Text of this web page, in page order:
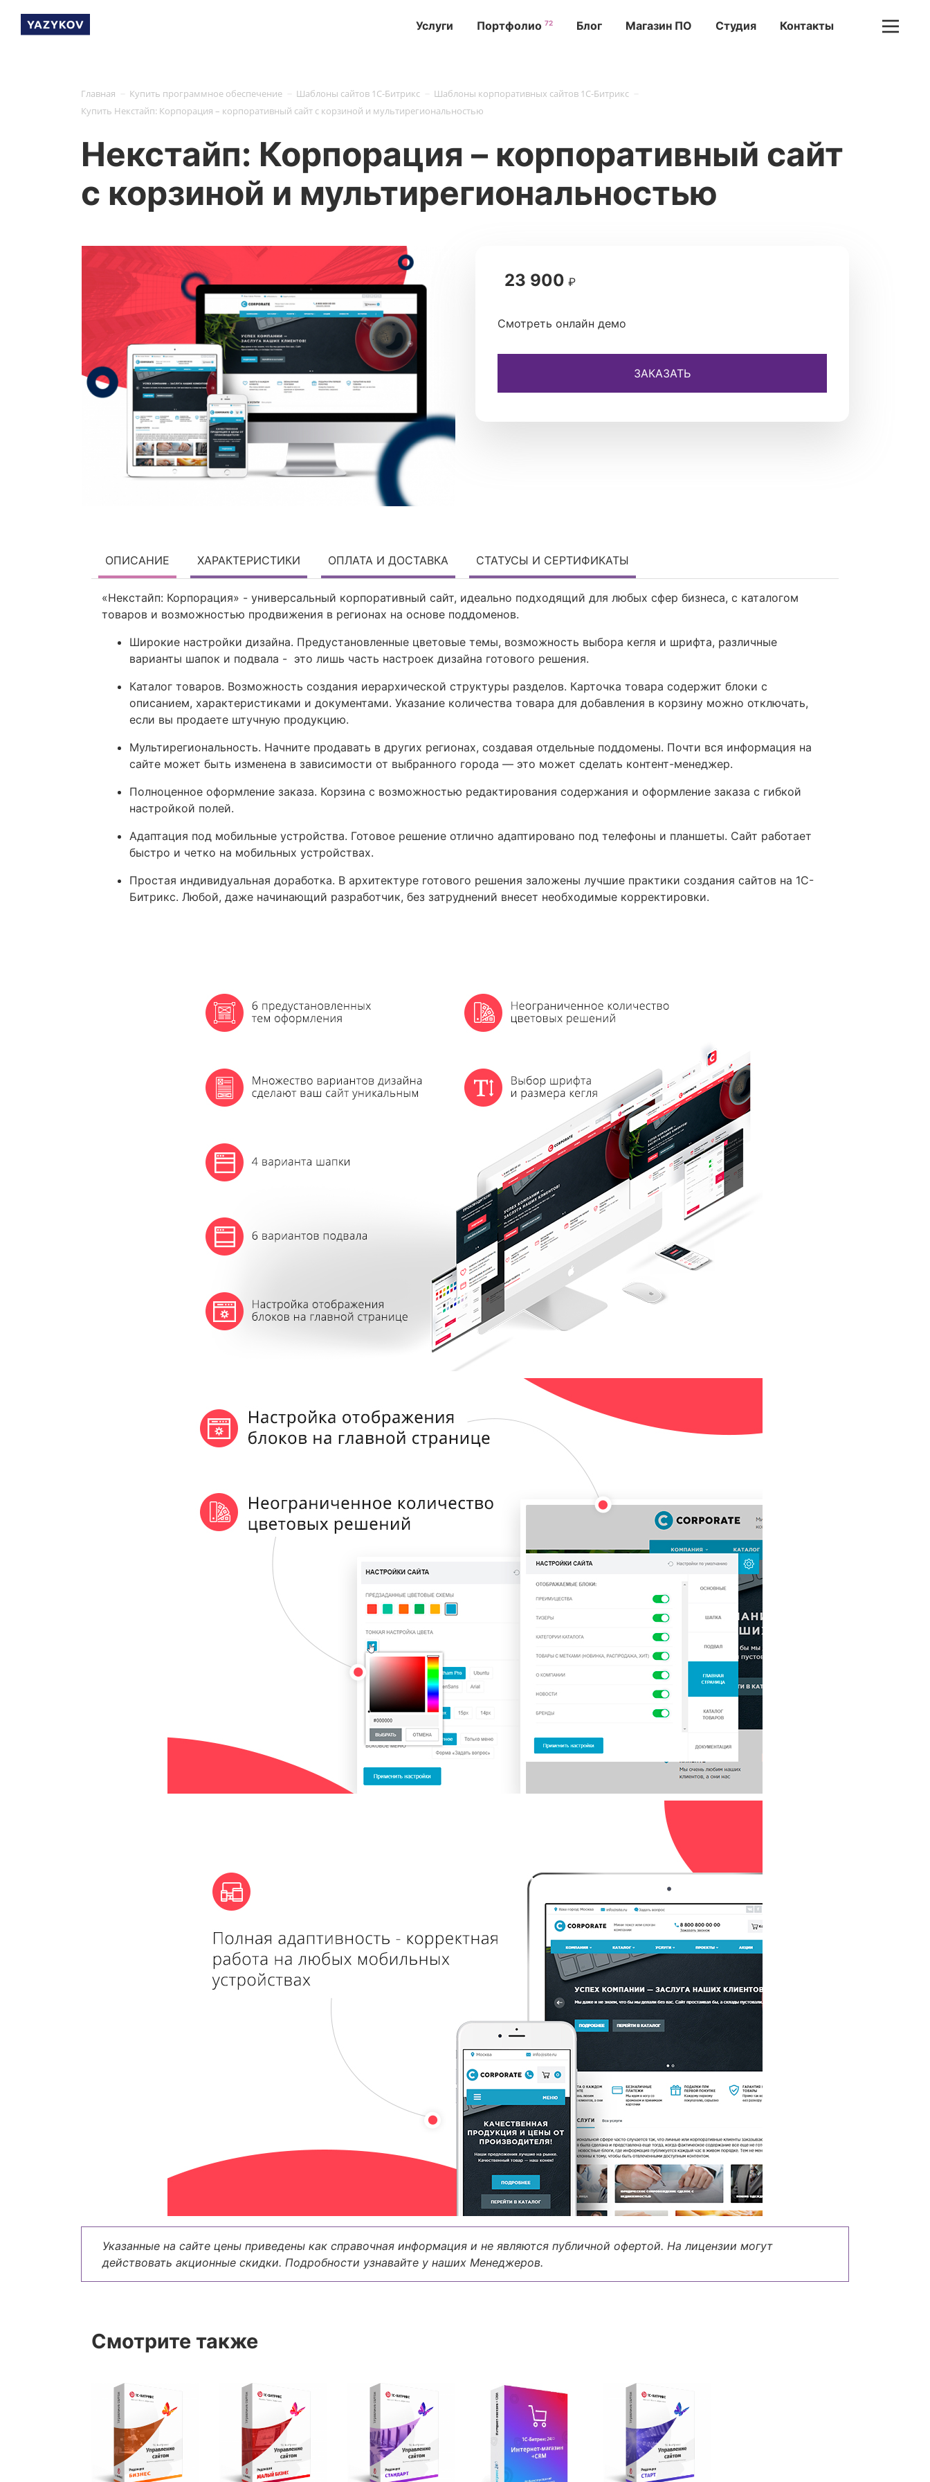
Услуги Портфолио 72 Блог Магазин ПО Студия Контакты
Главная Купить программное обеспечение Шаблоны сайтов 1С-Битрикс Шаблоны корпоративных сайтов 1С-Битрикс
Купить Некстайп: Корпорация – корпоративный сайт с корзиной и мультирегиональностью
Некстайп: Корпорация – корпоративный сайт
с корзиной и мультирегиональностью
23 900 ₽
Смотреть онлайн демо
ЗАКАЗАТЬ
ОПИСАНИЕ ХАРАКТЕРИСТИКИ ОПЛАТА И ДОСТАВКА СТАТУСЫ И СЕРТИФИКАТЫ
«Некстайп: Корпорация» - универсальный корпоративный сайт, идеально подходящий для любых сфер бизнеса, с каталогом
товаров и возможностью продвижения в регионах на основе поддоменов.
Широкие настройки дизайна. Предустановленные цветовые темы, возможность выбора кегля и шрифта, различные
варианты шапок и подвала - это лишь часть настроек дизайна готового решения.
Каталог товаров. Возможность создания иерархической структуры разделов. Карточка товара содержит блоки с
описанием, характеристиками и документами. Указание количества товара для добавления в корзину можно отключать,
если вы продаете штучную продукцию.
Мультирегиональность. Начните продавать в других регионах, создавая отдельные поддомены. Почти вся информация на
сайте может быть изменена в зависимости от выбранного города — это может сделать контент-менеджер.
Полноценное оформление заказа. Корзина с возможностью редактирования содержания и оформление заказа с гибкой
настройкой полей.
Адаптация под мобильные устройства. Готовое решение отлично адаптировано под телефоны и планшеты. Сайт работает
быстро и четко на мобильных устройствах.
Простая индивидуальная доработка. В архитектуре готового решения заложены лучшие практики создания сайтов на 1С-
Битрикс. Любой, даже начинающий разработчик, без затруднений внесет необходимые корректировки.
Указанные на сайте цены приведены как справочная информация и не являются публичной офертой. На лицензии могут
действовать акционные скидки. Подробности узнавайте у наших Менеджеров.
Смотрите также